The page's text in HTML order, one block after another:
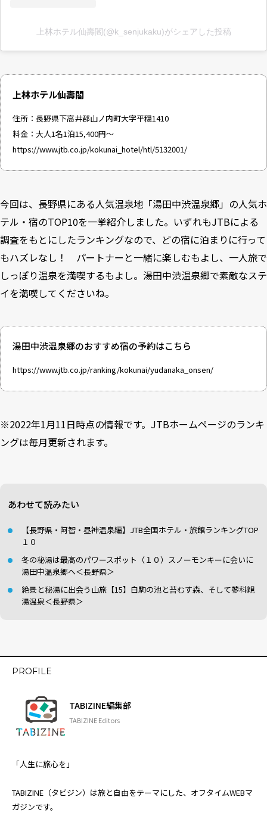
上林ホテル仙壽閣(@k_senjukaku)がシェアした投稿
上林ホテル仙壽閣
住所：長野県下高井郡山ノ内町大字平穏1410
料金：大人1名1泊15,400円～
https://www.jtb.co.jp/kokunai_hotel/htl/5132001/
今回は、長野県にある人気温泉地「湯田中渋温泉郷」の人気ホ
テル・宿のTOP10を一挙紹介しました。いずれもJTBによる
調査をもとにしたランキングなので、どの宿に泊まりに行って
もハズレなし！ パートナーと一緒に楽しむもよし、一人旅で
しっぽり温泉を満喫するもよし。湯田中渋温泉郷で素敵なステ
イを満喫してくださいね。
湯田中渋温泉郷のおすすめ宿の予約はこちら
https://www.jtb.co.jp/ranking/kokunai/yudanaka_onsen/
※2022年1月11日時点の情報です。JTBホームページのランキ
ングは毎月更新されます。
あわせて読みたい
【長野県・阿智・昼神温泉編】JTB全国ホテル・旅館ランキングTOP
１０
冬の秘湯は最高のパワースポット（１０）スノーモンキーに会いに
湯田中温泉郷へ＜長野県＞
絶景と秘湯に出会う山旅【15】白駒の池と苔むす森、そして蓼科親
湯温泉＜長野県＞
PROFILE
TABIZINE編集部
TABIZINE Editors
「人生に旅心を」
TABIZINE（タビジン）は旅と自由をテーマにした、オフタイムWEBマ
ガジンです。